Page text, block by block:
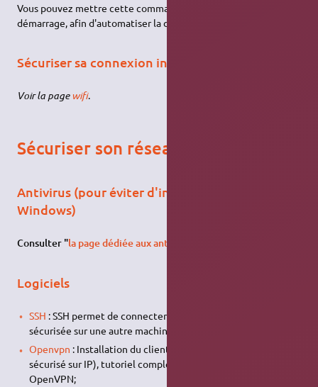
Vous pouvez mettre cette commande dans les programmes au
démarrage, afin d'automatiser la dévalidation à la connexion.
Sécuriser sa connexion internet sans fil (wifi)
Voir la page wifi.
Sécuriser son réseau d'ordinateurs
Antivirus (pour éviter d'infecter des postes
Windows)
Consulter "la page dédiée aux antivirus
Logiciels
SSH : SSH permet de connecter une console distante
sécurisée sur une autre machine;
Openvpn : Installation du client OpenVPN (tunneling
sécurisé sur IP), tutoriel complet sur les possibilités de
OpenVPN;